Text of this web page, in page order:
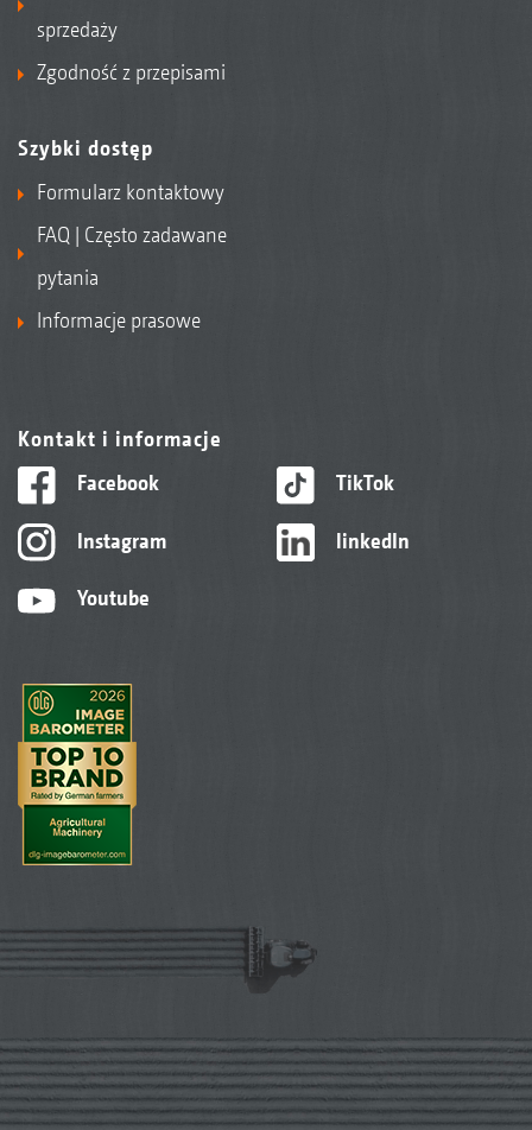
sprzedaży
Zgodność z przepisami
Szybki dostęp
Formularz kontaktowy
FAQ | Często zadawane
pytania
Informacje prasowe
Kontakt i informacje
Facebook
Instagram
Youtube
TikTok
linkedIn